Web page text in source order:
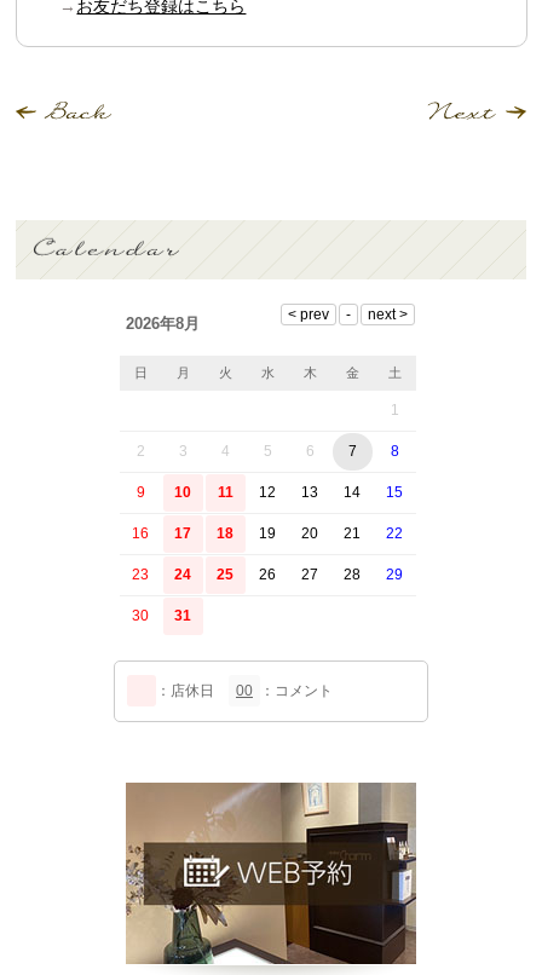
→ お友だち登録はこちら
2026年8月
日 月 火 水 木 金 土
1
2 3 4 5 6 7 8
9 10 11 12 13 14 15
16 17 18 19 20 21 22
23 24 25 26 27 28 29
30 31
：店休日 00 ：コメント